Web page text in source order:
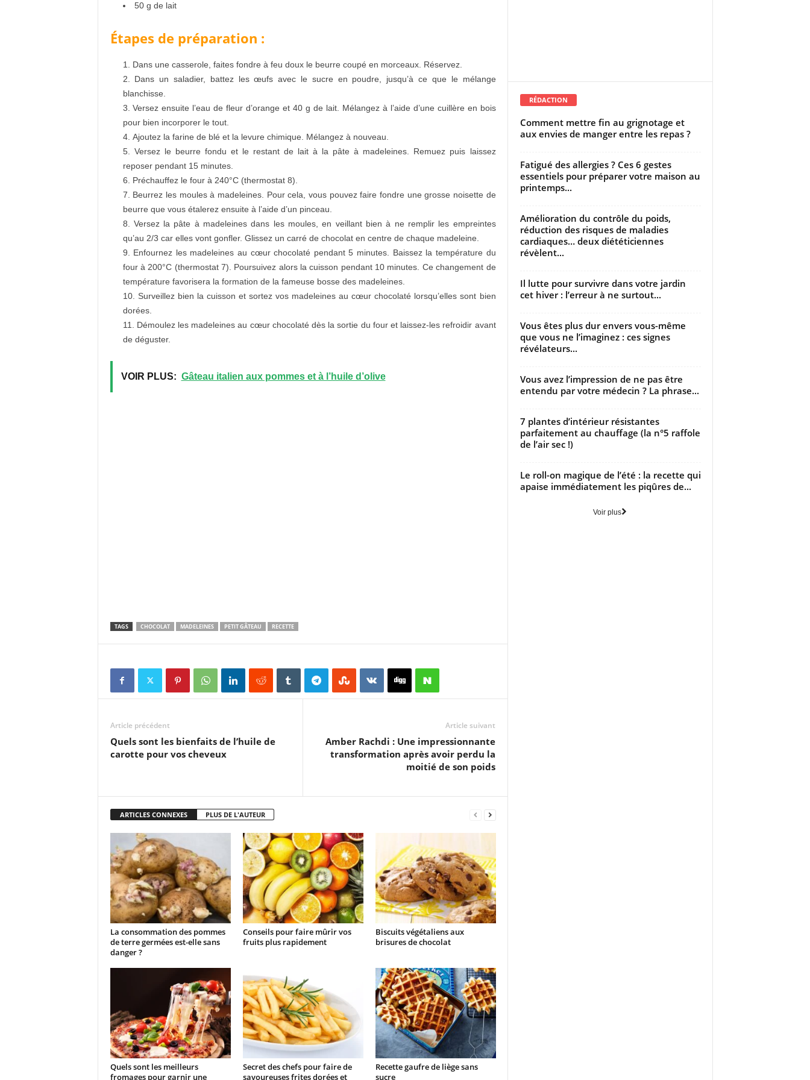
50 g de lait
Étapes de préparation :
Dans une casserole, faites fondre à feu doux le beurre coupé en morceaux. Réservez.
Dans un saladier, battez les œufs avec le sucre en poudre, jusqu’à ce que le mélange
blanchisse.
Versez ensuite l’eau de fleur d’orange et 40 g de lait. Mélangez à l’aide d’une cuillère en bois
pour bien incorporer le tout.
Ajoutez la farine de blé et la levure chimique. Mélangez à nouveau.
Versez le beurre fondu et le restant de lait à la pâte à madeleines. Remuez puis laissez
reposer pendant 15 minutes.
Préchauffez le four à 240°C (thermostat 8).
Beurrez les moules à madeleines. Pour cela, vous pouvez faire fondre une grosse noisette de
beurre que vous étalerez ensuite à l’aide d’un pinceau.
Versez la pâte à madeleines dans les moules, en veillant bien à ne remplir les empreintes
qu’au 2/3 car elles vont gonfler. Glissez un carré de chocolat en centre de chaque madeleine.
Enfournez les madeleines au cœur chocolaté pendant 5 minutes. Baissez la température du
four à 200°C (thermostat 7). Poursuivez alors la cuisson pendant 10 minutes. Ce changement de
température favorisera la formation de la fameuse bosse des madeleines.
Surveillez bien la cuisson et sortez vos madeleines au cœur chocolaté lorsqu’elles sont bien
dorées.
Démoulez les madeleines au cœur chocolaté dès la sortie du four et laissez-les refroidir avant
de déguster.
VOIR PLUS: Gâteau italien aux pommes et à l’huile d’olive
TAGS CHOCOLAT MADELEINES PETIT GÂTEAU RECETTE
Article précédent
Quels sont les bienfaits de l’huile de
carotte pour vos cheveux
Article suivant
Amber Rachdi : Une impressionnante
transformation après avoir perdu la
moitié de son poids
ARTICLES CONNEXES PLUS DE L'AUTEUR
La consommation des pommes
de terre germées est-elle sans
danger ?
Conseils pour faire mûrir vos
fruits plus rapidement
Biscuits végétaliens aux
brisures de chocolat
Quels sont les meilleurs
fromages pour garnir une
Secret des chefs pour faire de
savoureuses frites dorées et
Recette gaufre de liège sans
sucre
RÉDACTION
Comment mettre fin au grignotage et
aux envies de manger entre les repas ?
Fatigué des allergies ? Ces 6 gestes
essentiels pour préparer votre maison au
printemps...
Amélioration du contrôle du poids,
réduction des risques de maladies
cardiaques… deux diététiciennes
révèlent...
Il lutte pour survivre dans votre jardin
cet hiver : l’erreur à ne surtout...
Vous êtes plus dur envers vous-même
que vous ne l’imaginez : ces signes
révélateurs...
Vous avez l’impression de ne pas être
entendu par votre médecin ? La phrase...
7 plantes d’intérieur résistantes
parfaitement au chauffage (la n°5 raffole
de l’air sec !)
Le roll-on magique de l’été : la recette qui
apaise immédiatement les piqûres de...
Voir plus